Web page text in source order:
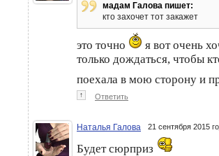
мадам Галова пишет:
кто захочет тот закажет
это точно я вот очень
только дождаться, чтобы
поехала в мою сторону и
↑ Ответить
Наталья Галова 21 сентября 2015
Будет сюрприз